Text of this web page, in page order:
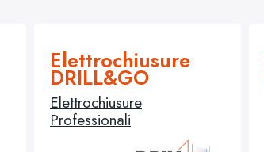
Elettrochiusure
DRILL&GO
Elettrochiusure
Professionali